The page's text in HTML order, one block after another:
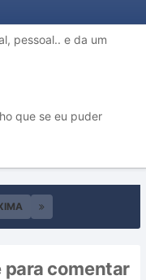
pessoal.. e da um
que se eu puder
para comentar